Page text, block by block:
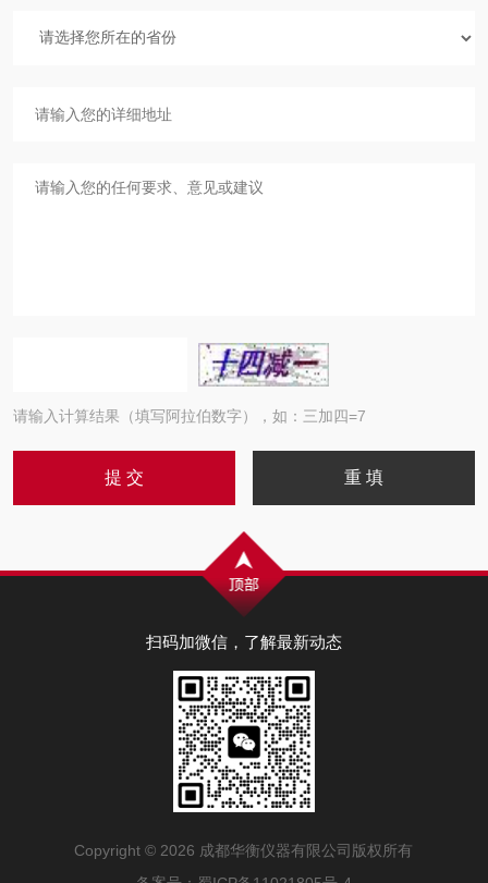
请输入计算结果（填写阿拉伯数字），如：三加四=7
扫码加微信，了解最新动态
Copyright © 2026 成都华衡仪器有限公司版权所有